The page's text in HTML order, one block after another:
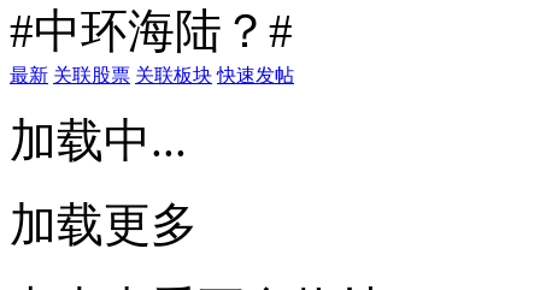
#中环海陆？#
最新 关联股票 关联板块 快速发帖
加载中...
加载更多